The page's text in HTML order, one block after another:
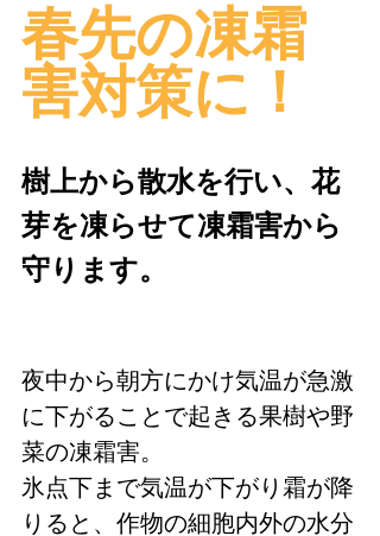
春先の凍霜
害対策に！
樹上から散水を行い、花
芽を凍らせて凍霜害から
守ります。
夜中から朝方にかけ気温が急激
に下がることで起きる果樹や野
菜の凍霜害。
氷点下まで気温が下がり霜が降
りると、作物の細胞内外の水分